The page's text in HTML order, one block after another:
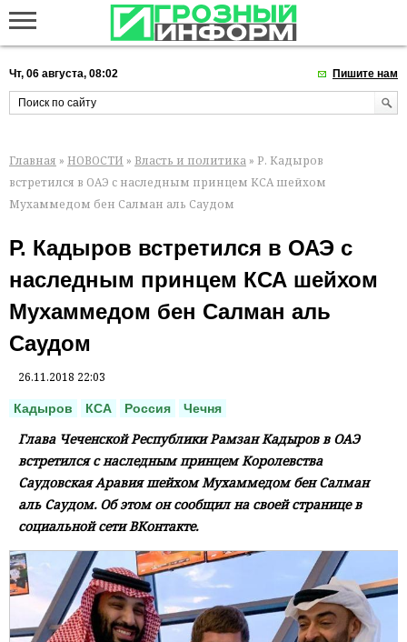
Чт, 06 августа, 08:02 Пишите нам
Главная » НОВОСТИ » Власть и политика » Р. Кадыров
встретился в ОАЭ с наследным принцем КСА шейхом
Мухаммедом бен Салман аль Саудом
Р. Кадыров встретился в ОАЭ с
наследным принцем КСА шейхом
Мухаммедом бен Салман аль
Саудом
26.11.2018 22:03
Кадыров КСА Россия Чечня
Глава Чеченской Республики Рамзан Кадыров в ОАЭ
встретился с наследным принцем Королевства
Саудовская Аравия шейхом Мухаммедом бен Салман
аль Саудом. Об этом он сообщил на своей странице в
социальной сети ВКонтакте.